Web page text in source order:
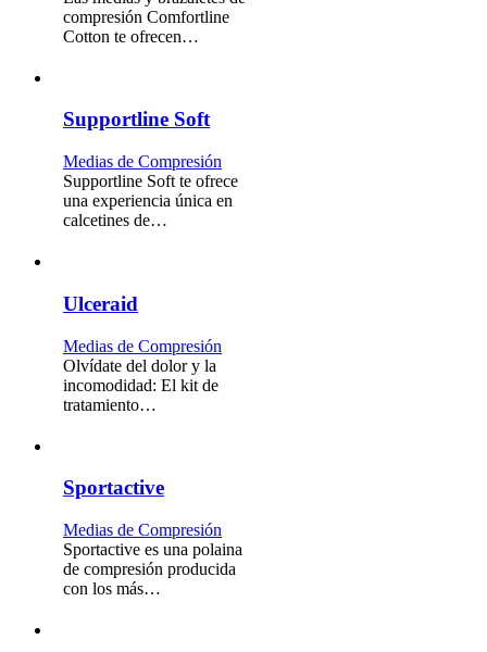
compresión Comfortline
Cotton te ofrecen…
Supportline Soft
Medias de Compresión
Supportline Soft te ofrece
una experiencia única en
calcetines de…
Ulceraid
Medias de Compresión
Olvídate del dolor y la
incomodidad: El kit de
tratamiento…
Sportactive
Medias de Compresión
Sportactive es una polaina
de compresión producida
con los más…